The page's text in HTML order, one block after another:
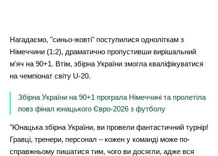
Нагадаємо, "синьо-жовті" поступилися одноліткам з
Німеччини (1:2), драматично пропустивши вирішальний
м'яч на 90+1. Втім, збірна України змогла кваліфікуватися
на чемпіонат світу U-20.
Збірна України на 90+1 програла Німеччині та пролетіла
повз фінал юнацького Євро-2026 з футболу
"Юнацька збірна України, ви провели фантастичний турнір!
Гравці, тренери, персонал – кожен у команді може по-
справжньому пишатися тим, чого ви досягли, адже вся